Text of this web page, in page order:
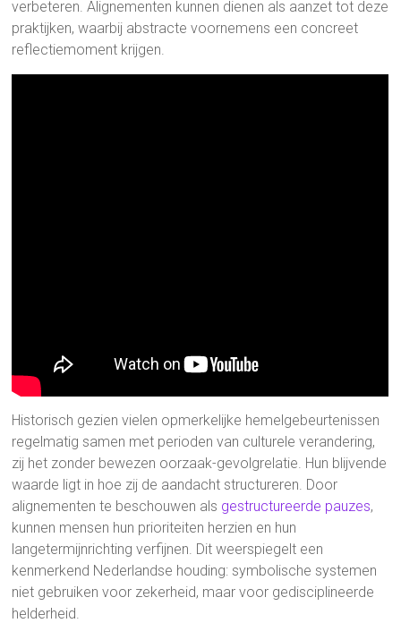
verbeteren. Alignementen kunnen dienen als aanzet tot deze
praktijken, waarbij abstracte voornemens een concreet
reflectiemoment krijgen.
Historisch gezien vielen opmerkelijke hemelgebeurtenissen
regelmatig samen met perioden van culturele verandering,
zij het zonder bewezen oorzaak-gevolgrelatie. Hun blijvende
waarde ligt in hoe zij de aandacht structureren. Door
alignementen te beschouwen als gestructureerde pauzes,
kunnen mensen hun prioriteiten herzien en hun
langetermijnrichting verfijnen. Dit weerspiegelt een
kenmerkend Nederlandse houding: symbolische systemen
niet gebruiken voor zekerheid, maar voor gedisciplineerde
helderheid.